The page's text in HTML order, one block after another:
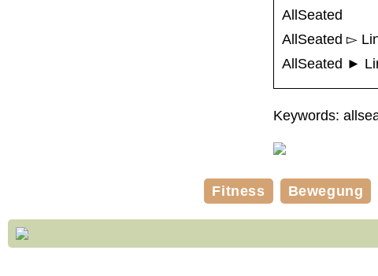
AllSeated
AllSeated ▻
AllSeated ►
Keywords:
Fitness Bewegung